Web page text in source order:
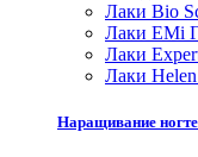
Лаки Bio
Лаки EMi
Лаки
Лаки
Наращивание